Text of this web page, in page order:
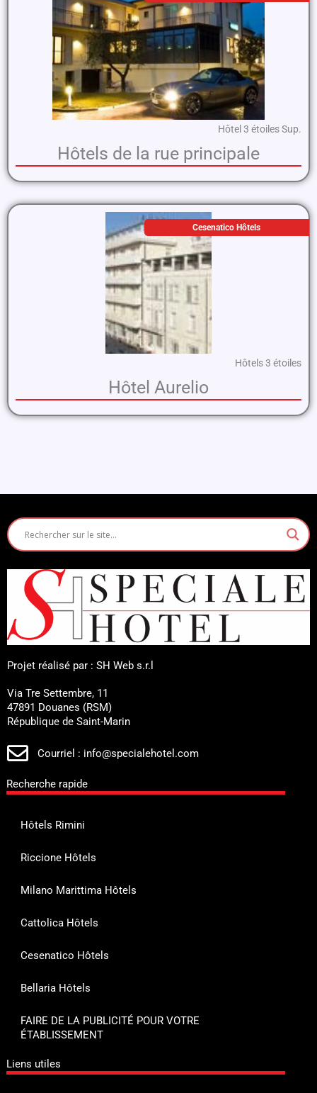
Hôtel 3 étoiles Sup.
Hôtels de la rue principale
Cesenatico Hôtels
Hôtels 3 étoiles
Hôtel Aurelio
Projet réalisé par : SH Web s.r.l
Via Tre Settembre, 11
47891 Douanes (RSM)
République de Saint-Marin
Courriel : info@specialehotel.com
Recherche rapide
Hôtels Rimini
Riccione Hôtels
Milano Marittima Hôtels
Cattolica Hôtels
Cesenatico Hôtels
Bellaria Hôtels
FAIRE DE LA PUBLICITÉ POUR VOTRE
ÉTABLISSEMENT
Liens utiles